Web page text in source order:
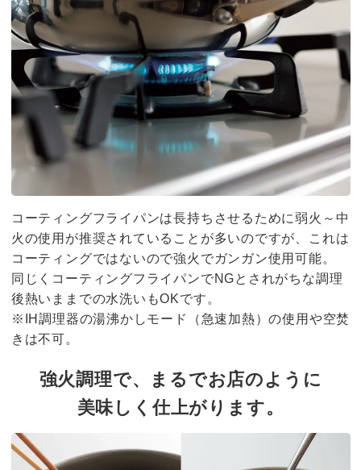
コーティングフライパンは長持ちさせるために弱火～中
火の使用が推奨されていることが多いのですが、これは
コーティングではないので強火でガンガン使用可能。
同じくコーティングフライパンでNGとされがちな調理
後熱いままでの水洗いもOKです。
※IH調理器の湯沸かしモード（急速加熱）の使用や空焚
きは不可。
強火調理で、まるでお店のように
美味しく仕上がります。